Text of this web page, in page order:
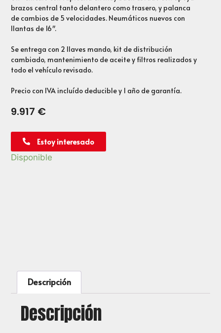
brazos central tanto delantero como trasero, y palanca
de cambios de 5 velocidades. Neumáticos nuevos con
llantas de 16″.
Se entrega con 2 llaves mando, kit de distribución
cambiado, mantenimiento de aceite y filtros realizados y
todo el vehículo revisado.
Precio con IVA incluído deducible y 1 año de garantía.
9.917 €
Estoy interesado
Disponible
Descripción
Descripción